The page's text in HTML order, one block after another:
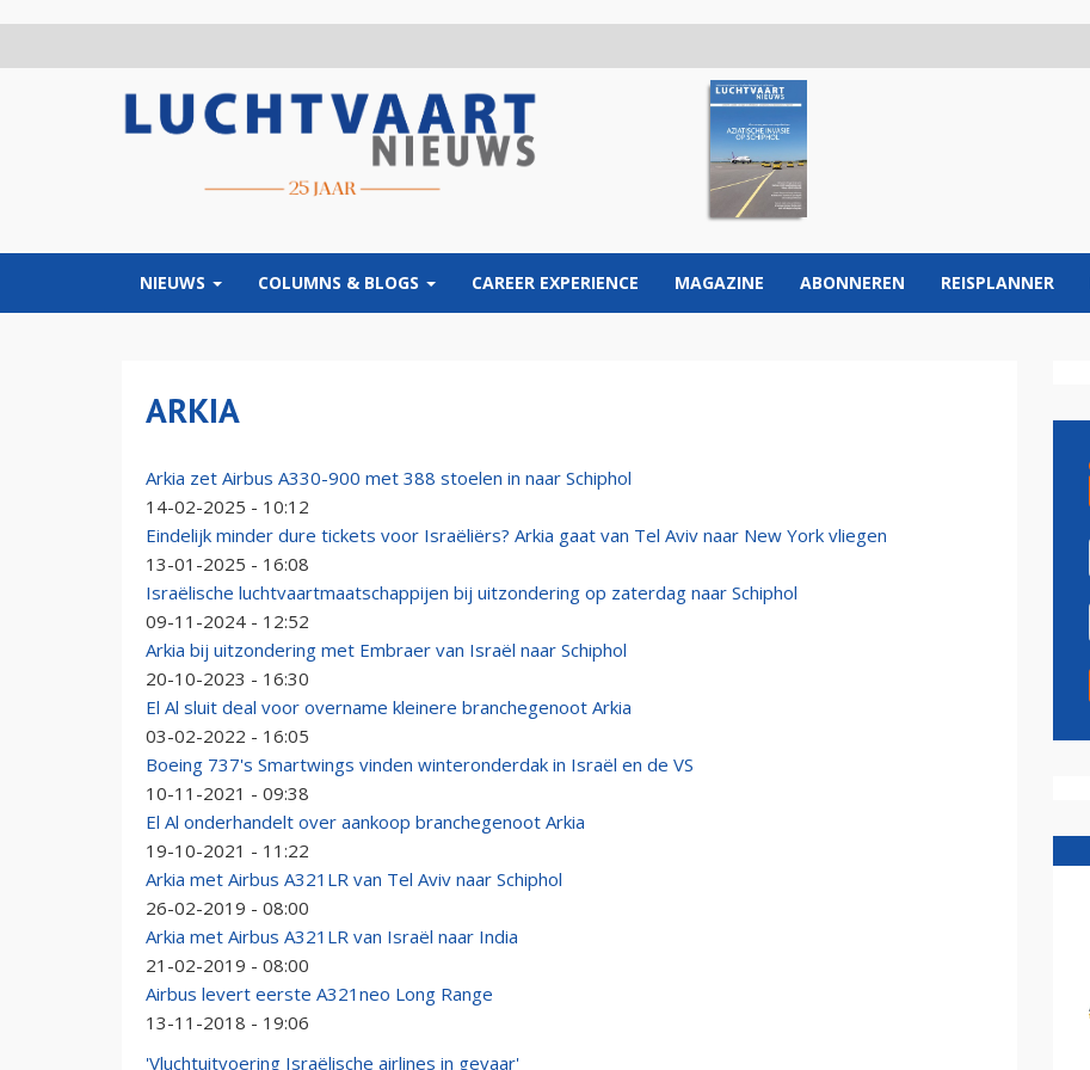
NIEUWS COLUMNS & BLOGS CAREER EXPERIENCE MAGAZINE ABONNEREN REISPLANNER
ARKIA
Arkia zet Airbus A330-900 met 388 stoelen in naar Schiphol
14-02-2025 - 10:12
Eindelijk minder dure tickets voor Israëliërs? Arkia gaat van Tel Aviv naar New York vliegen
13-01-2025 - 16:08
Israëlische luchtvaartmaatschappijen bij uitzondering op zaterdag naar Schiphol
09-11-2024 - 12:52
Arkia bij uitzondering met Embraer van Israël naar Schiphol
20-10-2023 - 16:30
El Al sluit deal voor overname kleinere branchegenoot Arkia
03-02-2022 - 16:05
Boeing 737's Smartwings vinden winteronderdak in Israël en de VS
10-11-2021 - 09:38
El Al onderhandelt over aankoop branchegenoot Arkia
19-10-2021 - 11:22
Arkia met Airbus A321LR van Tel Aviv naar Schiphol
26-02-2019 - 08:00
Arkia met Airbus A321LR van Israël naar India
21-02-2019 - 08:00
Airbus levert eerste A321neo Long Range
13-11-2018 - 19:06
'Vluchtuitvoering Israëlische airlines in gevaar'